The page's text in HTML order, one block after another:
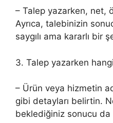
– Talep yazarken, net,
Ayrıca, talebinizin
saygılı ama kararlı bir
3. Talep yazarken
– Ürün veya hizmetin
gibi detayları belirtin.
beklediğiniz sonucu da